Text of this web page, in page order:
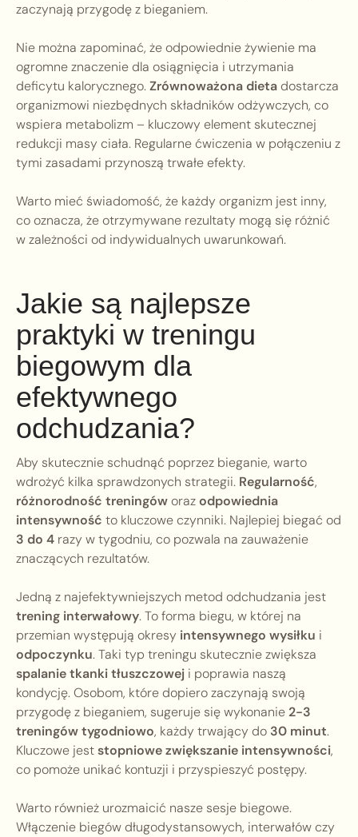
zaczynają przygodę z bieganiem.
Nie można zapominać, że odpowiednie żywienie ma
ogromne znaczenie dla osiągnięcia i utrzymania
deficytu kalorycznego.Zrównoważona dietadostarcza
organizmowi niezbędnych składników odżywczych, co
wspiera metabolizm – kluczowy element skutecznej
redukcji masy ciała. Regularne ćwiczenia w połączeniu z
tymi zasadami przynoszą trwałe efekty.
Warto mieć świadomość, że każdy organizm jest inny,
co oznacza, że otrzymywane rezultaty mogą się różnić
w zależności od indywidualnych uwarunkowań.
Jakie są najlepsze
praktyki w treningu
biegowym dla
efektywnego
odchudzania?
Aby skutecznie schudnąć poprzez bieganie, warto
wdrożyć kilka sprawdzonych strategii. Regularność,
różnorodność treningóworazodpowiednia
intensywność to kluczowe czynniki. Najlepiej biegać od
3 do 4 razy w tygodniu, co pozwala na zauważenie
znaczących rezultatów.
Jedną z najefektywniejszych metod odchudzania jest
trening interwałowy. To forma biegu, w której na
przemian występują okresy intensywnego wysiłku i
odpoczynku. Taki typ treningu skutecznie zwiększa
spalanie tkanki tłuszczowej i poprawia naszą
kondycję. Osobom, które dopiero zaczynają swoją
przygodę z bieganiem, sugeruje się wykonanie2-3
treningów tygodniowo, każdy trwający do 30 minut.
Kluczowe jeststopniowe zwiększanie intensywności,
co pomoże unikać kontuzji i przyspieszyć postępy.
Warto również urozmaicić nasze sesje biegowe.
Włączenie biegów długodystansowych, interwałów czy